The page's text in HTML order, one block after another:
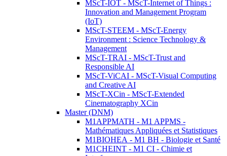
MScT-IOT - MScT-Internet of Things :
Innovation and Management Program
(IoT)
MScT-STEEM - MScT-Energy
Environment : Science Technology &
Management
MScT-TRAI - MScT-Trust and
Responsible AI
MScT-ViCAI - MScT-Visual Computing
and Creative AI
MScT-XCin - MScT-Extended
Cinematography XCin
Master (DNM)
M1APPMATH - M1 APPMS -
Mathématiques Appliquées et Statistiques
M1BIOHEA - M1 BH - Biologie et Santé
M1CHEINT - M1 CI - Chimie et